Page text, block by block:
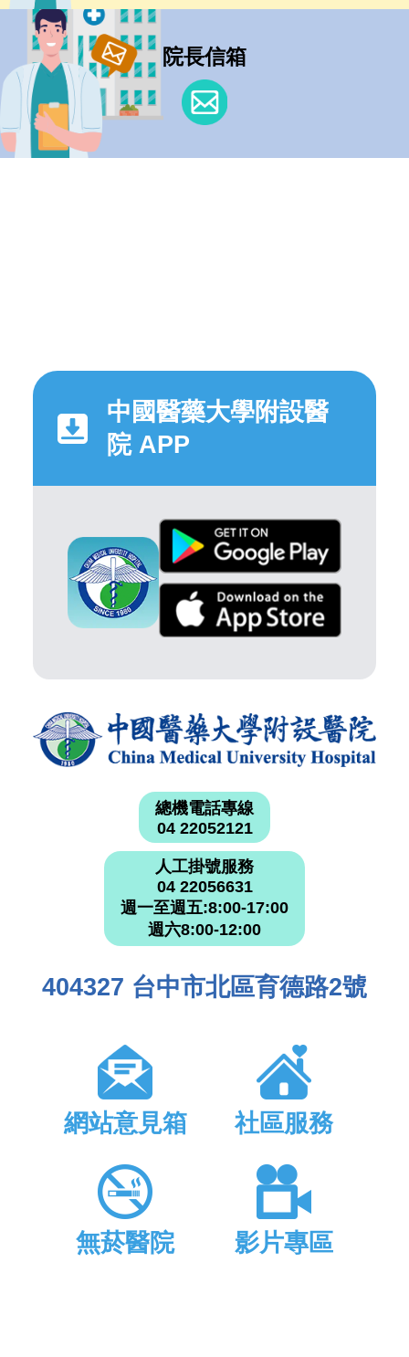
院長信箱
中國醫藥大學附設醫
院 APP
總機電話專線
04 22052121
人工掛號服務
04 22056631
週一至週五:8:00-17:00
週六8:00-12:00
404327 台中市北區育德路2號
網站意見箱 社區服務
無菸醫院 影片專區